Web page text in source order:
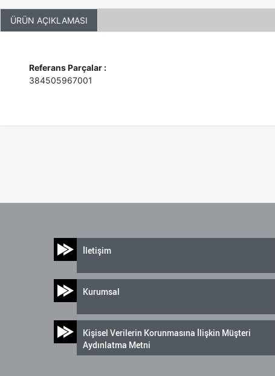
ÜRÜN AÇIKLAMASI
Referans Parçalar :
384505967001
İletişim
Kurumsal
Kişisel Verilerin Korunmasına İlişkin Müşteri
Aydınlatma Metni